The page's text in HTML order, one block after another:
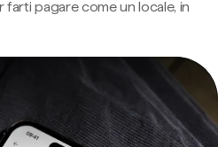
pagare come un locale, in